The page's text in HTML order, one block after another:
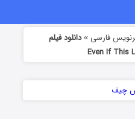
فارسی »دانلود فیلم
Even If This